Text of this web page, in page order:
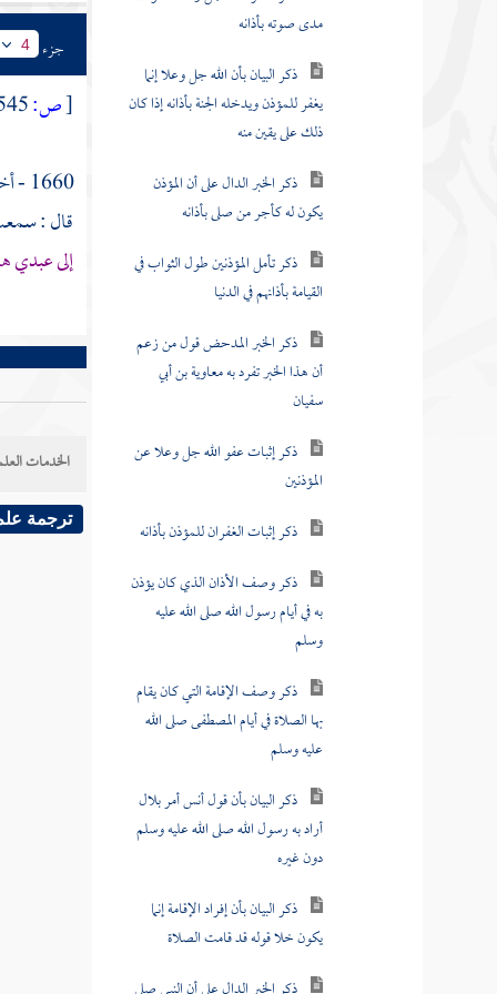
ذكر البيان بأن الله جل وعلا إنما
يغفر للمؤذن ويدخله الجنة بأذانه إذا كان
ذلك على يقين منه
ذكر الخبر الدال على أن المؤذن
يكون له كأجر من صلى بأذانه
ذكر تأمل المؤذنين طول الثواب في
القيامة بأذانهم في الدنيا
ذكر الخبر المدحض قول من زعم
أن هذا الخبر تفرد به معاوية بن أبي
سفيان
ذكر إثبات عفو الله جل وعلا عن
المؤذنين
ذكر إثبات الغفران للمؤذن بأذانه
ذكر وصف الأذان الذي كان يؤذن
به في أيام رسول الله صلى الله عليه
وسلم
ذكر وصف الإقامة التي كان يقام
بها الصلاة في أيام المصطفى صلى الله
عليه وسلم
ذكر البيان بأن قول أنس أمر بلال
أراد به رسول الله صلى الله عليه وسلم
دون غيره
ذكر البيان بأن إفراد الإقامة إنما
يكون خلا قوله قد قامت الصلاة
ذكر الخبر الدال على أن النبي صلى
الله عليه وسلم هو الآمر لبلال تثنية
الأذان وإفراد الإقامة لا غيره
جزء 4
[ص:
1660 - أخبرنا
قال :
إلى عبدي
الخدمات
ترجمة